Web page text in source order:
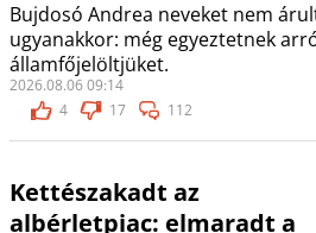
Bujdosó Andrea neveket nem
ugyanakkor: még egyeztetnek
államfőjelöltjüket.
2026.08.06 09:14
4
17 112
Kettészakadt az
albérletpiac: elmaradt a